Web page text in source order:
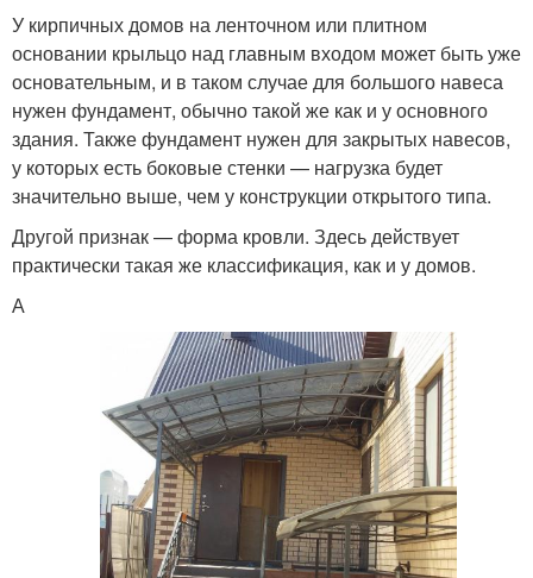
У кирпичных домов на ленточном или плитном
основании крыльцо над главным входом может быть уже
основательным, и в таком случае для большого навеса
нужен фундамент, обычно такой же как и у основного
здания. Также фундамент нужен для закрытых навесов,
у которых есть боковые стенки — нагрузка будет
значительно выше, чем у конструкции открытого типа.
Другой признак — форма кровли. Здесь действует
практически такая же классификация, как и у домов.
А